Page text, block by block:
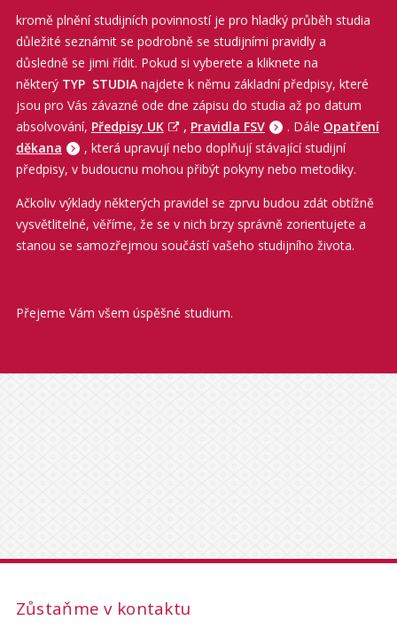
kromě plnění studijních povinností je pro hladký průběh studia
důležité seznámit se podrobně se studijními pravidly a
důsledně se jimi řídit. Pokud si vyberete a kliknete na
některý TYP STUDIAnajdete k němu základní předpisy, které
jsou pro Vás závazné ode dne zápisu do studia až po datum
absolvování, Předpisy UK , Pravidla FSV . Dále Opatření
děkana
, která upravují nebo doplňují stávající studijní
předpisy, v budoucnu mohou přibýt pokyny nebo metodiky.
Ačkoliv výklady některých pravidel se zprvu budou zdát obtížně
vysvětlitelné, věříme, že se v nich brzy správně zorientujete a
stanou se samozřejmou součástí vašeho studijního života.
Přejeme Vám všem úspěšné studium.
Zůstaňme v kontaktu